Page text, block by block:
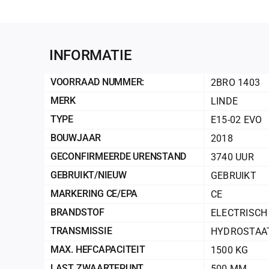
INFORMATIE
VOORRAAD NUMMER:
2BRO 1403
MERK
LINDE
TYPE
E15-02 EVO
BOUWJAAR
2018
GECONFIRMEERDE URENSTAND
3740 UUR
GEBRUIKT/NIEUW
GEBRUIKT
MARKERING CE/EPA
CE
BRANDSTOF
ELECTRISCH
TRANSMISSIE
MAX. HEFCAPACITEIT
1500 KG